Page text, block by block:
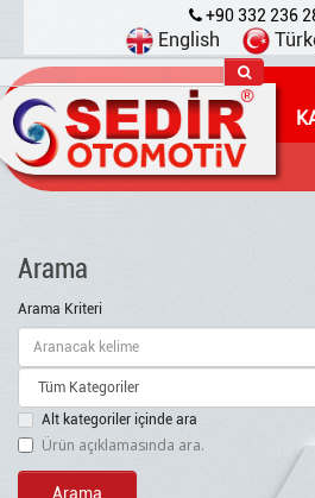
+90 332 236
English
Arama
Arama Kriteri
Alt kategoriler içinde ara
Ürün açıklamasında ara.